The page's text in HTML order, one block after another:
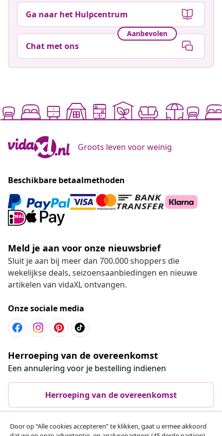
Ga naar het Hulpcentrum
Aanbevolen
Chat met ons
Groots leven voor weinig
Beschikbare betaalmethoden
Meld je aan voor onze nieuwsbrief
Sluit je aan bij meer dan 700.000 shoppers die
wekelijkse deals, seizoensaanbiedingen en nieuwe
artikelen van vidaXL ontvangen.
Onze sociale media
Herroeping van de overeenkomst
Een annulering voor je bestelling indienen
Herroeping van de overeenkomst
Door op “Alle cookies accepteren” te klikken, gaat u ermee akkoord